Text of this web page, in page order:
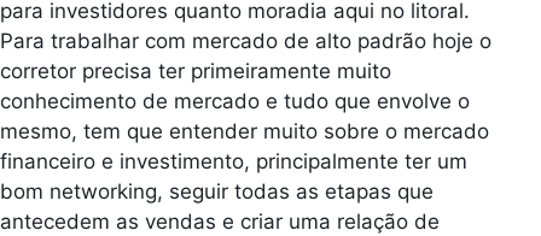
para investidores quanto moradia aqui no litoral.
Para trabalhar com mercado de alto padrão hoje o
corretor precisa ter primeiramente muito
conhecimento de mercado e tudo que envolve o
mesmo, tem que entender muito sobre o mercado
financeiro e investimento, principalmente ter um
bom networking, seguir todas as etapas que
antecedem as vendas e criar uma relação de